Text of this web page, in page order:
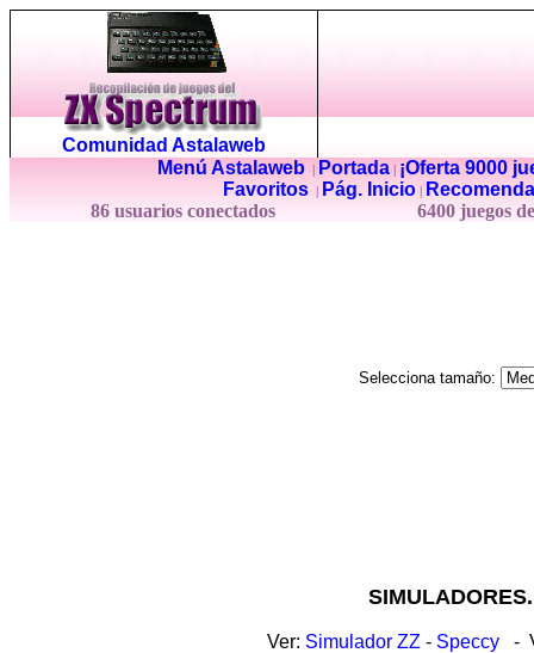
Comunidad Astalaweb
Menú Astalaweb| Portada|
¡Oferta 9000
Favoritos
Pág. Inicio
86 usuarios conectados
6400 juegos
Selecciona tamaño:
Ver: Simulador ZZ - Speccy -